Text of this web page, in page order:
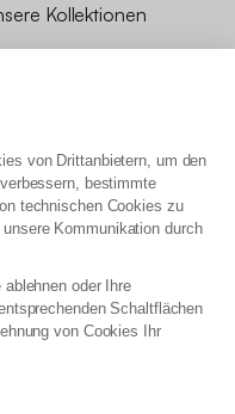
von Drittanbietern, um den
bestimmte
technischen Cookies zu
Kommunikation durch
oder Ihre
Schaltflächen
von Cookies Ihr
Kollektionen
Geschäftskunden